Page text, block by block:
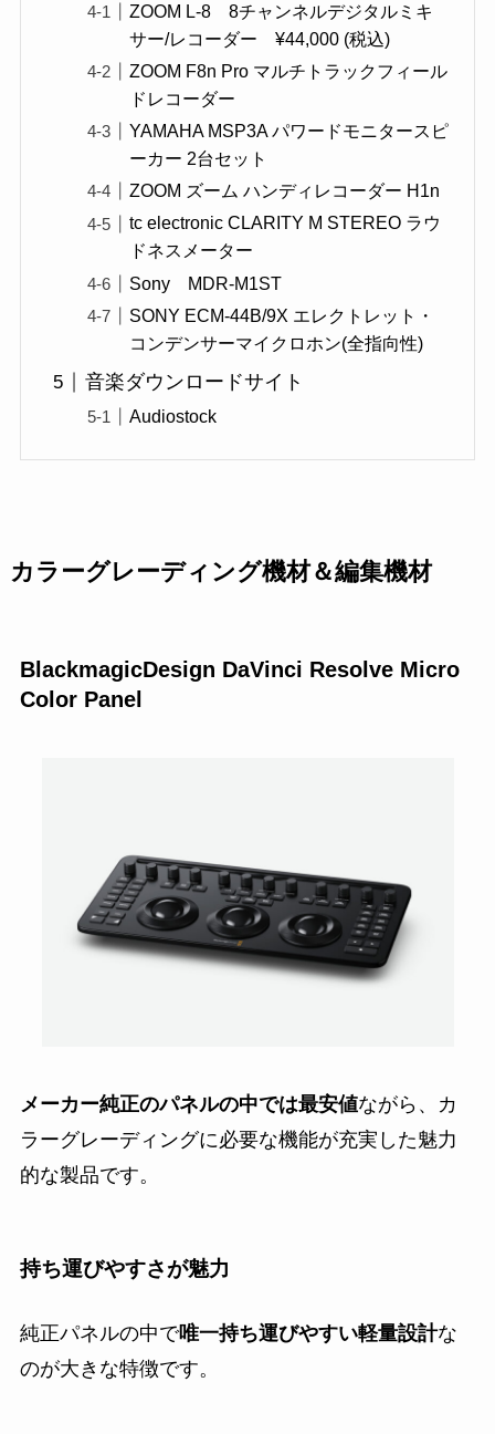
ZOOM L-8 8チャンネルデジタルミキ
サー/レコーダー ¥44,000 (税込)
ZOOM F8n Pro マルチトラックフィール
ドレコーダー
YAMAHA MSP3A パワードモニタースピ
ーカー 2台セット
ZOOM ズーム ハンディレコーダー H1n
tc electronic CLARITY M STEREO ラウ
ドネスメーター
Sony MDR-M1ST
SONY ECM-44B/9X エレクトレット・
コンデンサーマイクロホン(全指向性)
音楽ダウンロードサイト
Audiostock
カラーグレーディング機材＆編集機材
BlackmagicDesign DaVinci Resolve Micro
Color Panel
メーカー純正のパネルの中では最安値ながら、カ
ラーグレーディングに必要な機能が充実した魅力
的な製品です。
持ち運びやすさが魅力
純正パネルの中で唯一持ち運びやすい軽量設計な
のが大きな特徴です。